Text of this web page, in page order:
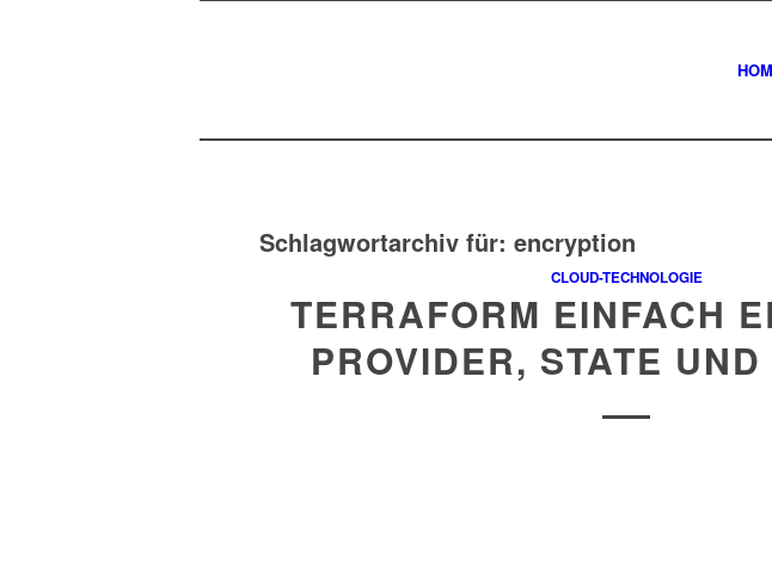
Schlagwortarchiv für: encryption
CLOUD-TECHNOLOGIE
TERRAFORM EINFACH
PROVIDER, STATE